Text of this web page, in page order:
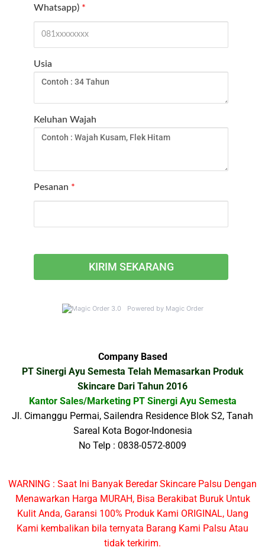
Whatsapp) *
Usia
Keluhan Wajah
Pesanan *
Powered by Magic Order
Company Based
PT Sinergi Ayu Semesta Telah Memasarkan Produk
Skincare Dari Tahun 2016
Kantor Sales/Marketing PT Sinergi Ayu Semesta
Jl. Cimanggu Permai, Sailendra Residence Blok S2, Tanah
Sareal Kota Bogor-Indonesia
No Telp : 0838-0572-8009
WARNING : Saat Ini Banyak Beredar Skincare Palsu Dengan
Menawarkan Harga MURAH, Bisa Berakibat Buruk Untuk
Kulit Anda, Garansi 100% Produk Kami ORIGINAL, Uang
Kami kembalikan bila ternyata Barang Kami Palsu Atau
tidak terkirim.